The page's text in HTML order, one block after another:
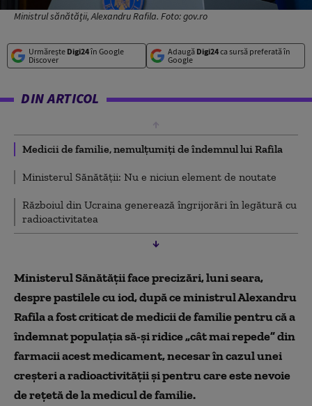
Ministrul sănătății, Alexandru Rafila. Foto: gov.ro
Urmărește Digi24în Google
Discover
Adaugă Digi24ca sursă preferată în
Google
DIN ARTICOL
Medicii de familie, nemulțumiți de îndemnul lui Rafila
Ministerul Sănătății: Nu e niciun element de noutate
Războiul din Ucraina generează îngrijorări în legătură cu
radioactivitatea
Ministerul Sănătății face precizări, luni seara,
despre pastilele cu iod, după ce ministrul Alexandru
Rafila a fost criticat de medicii de familie pentru că a
îndemnat populația să-și ridice „cât mai repede” din
farmacii acest medicament, necesar în cazul unei
creșteri a radioactivității și pentru care este nevoie
de rețetă de la medicul de familie.